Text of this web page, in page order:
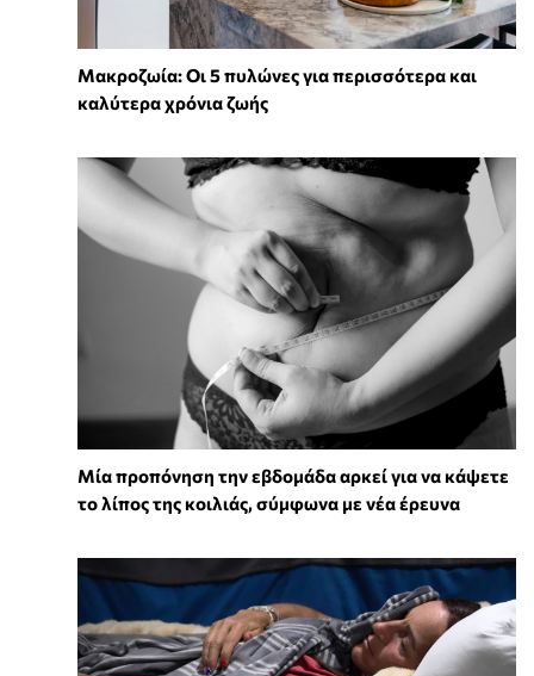
Mακροζωία: Οι 5 πυλώνες για περισσότερα και
καλύτερα χρόνια ζωής
Μία προπόνηση την εβδομάδα αρκεί για να κάψετε
το λίπος της κοιλιάς, σύμφωνα με νέα έρευνα